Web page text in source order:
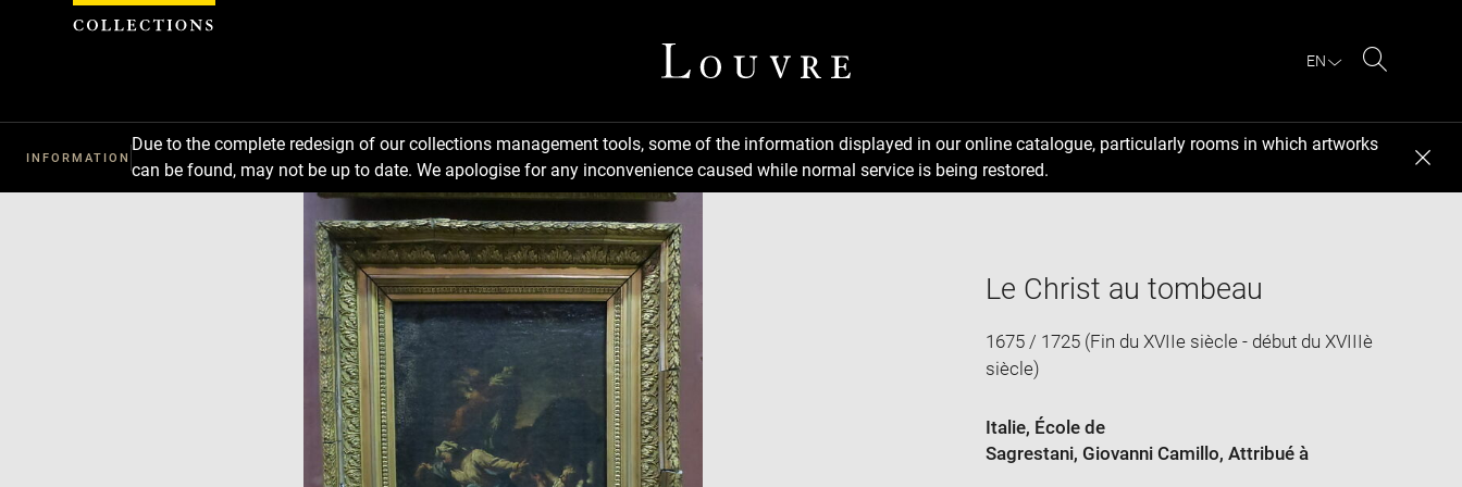
EN
INFORMATION
Due to the complete redesign of our collections management tools, some of the information displayed in our online catalogue, particularly rooms in which artworks
can be found, may not be up to date. We apologise for any inconvenience caused while normal service is being restored.
Le Christ au tombeau
1675 / 1725 (Fin du XVIIe siècle - début du XVIIIè
siècle)
Italie, École de
Sagrestani, Giovanni Camillo, Attribué à
Cookies management panel